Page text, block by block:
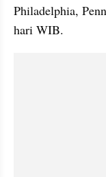
Philadelphia,
hari WIB.